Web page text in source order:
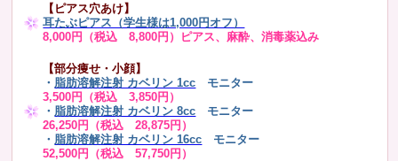
【ピアス穴あけ】
耳たぶピアス（学生様は1,000円オフ）
8,000円（税込 8,800円）ピアス、麻酔、消毒薬込み
【部分痩せ・小顔】
・ 脂肪溶解注射 カベリン 1cc モニター
3,500円（税込 3,850円）
・ 脂肪溶解注射 カベリン 8cc モニター
26,250円（税込 28,875円）
・ 脂肪溶解注射 カベリン 16cc
モニター
52,500円（税込 57,750円）